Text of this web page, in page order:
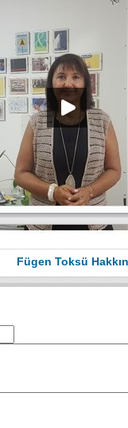
Fügen Toksü